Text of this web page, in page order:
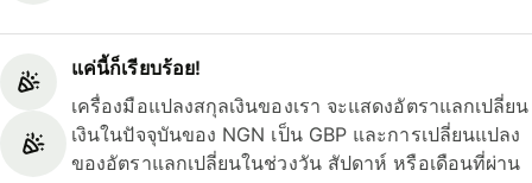
แค่นี้ก็เรียบร้อย!
เครื่องมือแปลงสกุลเงินของเรา จะแสดงอัตราแลกเปลี่ยน
เงินในปัจจุบันของ NGN เป็น GBP และการเปลี่ยนแปลง
ของอัตราแลกเปลี่ยนในช่วงวัน สัปดาห์ หรือเดือนที่ผ่าน